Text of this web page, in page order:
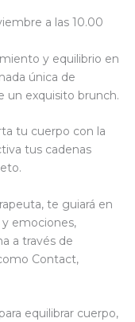
a las 10.00
y equilibrio en
única de
un exquisito brunch.
tu cuerpo con la
tus cadenas
te guiará en
y emociones,
a través de
Contact,
equilibrar cuerpo,